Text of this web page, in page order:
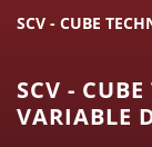
SCV - CUBE
SCV -
VARIABLE